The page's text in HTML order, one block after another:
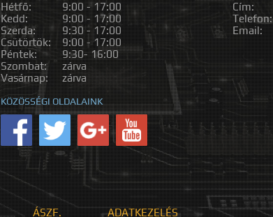
Hétfő:
9:00 - 17:00
Kedd:
9:00 - 17:00
Szerda:
9:30 - 17:00
Csütörtök:
9:00 - 17:00
Péntek:
9:30- 16:00
Szombat:
zárva
Vasárnap:
zárva
KÖZÖSSÉGI OLDALAINK
Cím:
Telefon:
Email:
ÁSZF. ADATKEZELÉS